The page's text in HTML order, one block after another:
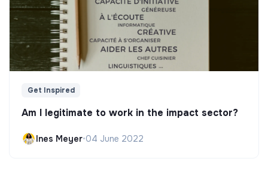
Get Inspired
Am I legitimate to work in the impact sector?
Ines Meyer•04 June 2022